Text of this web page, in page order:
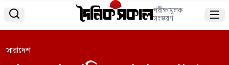
 পরীক্ষামূলক
সংস্করণ 
সারাদেশ